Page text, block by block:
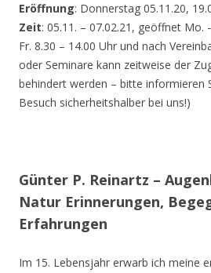
Eröffnung: Donnerstag 05.11.20,
Zeit: 05.11. – 07.02.21, geöffnet Mo.
Fr. 8.30 – 14.00 Uhr und nach
oder Seminare kann zeitweise der
behindert werden – bitte informieren
Besuch sicherheitshalber bei uns!)
Günter P. Reinartz –
Natur Erinnerungen,
Erfahrungen
Im 15. Lebensjahr erwarb ich meine